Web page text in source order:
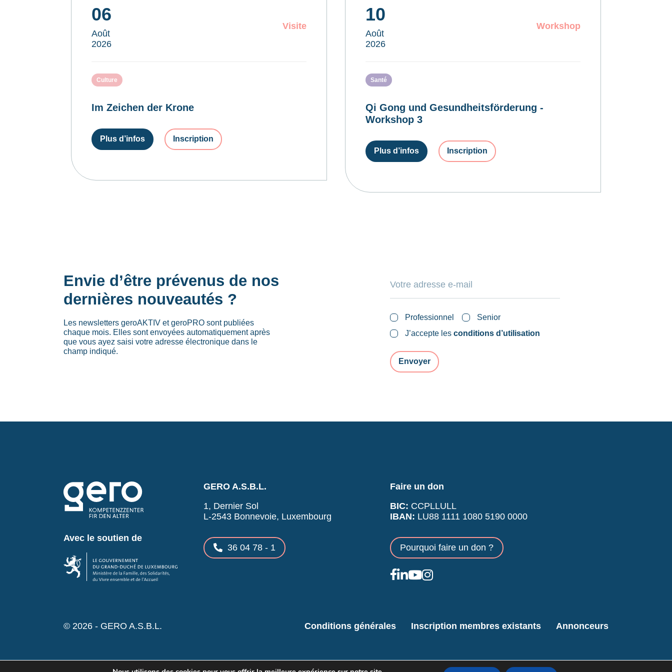
06
Août
2026
Visite
Culture
Im Zeichen der Krone
Plus d’infos Inscription
10
Août
2026
Workshop
Santé
Qi Gong und Gesundheitsförderung -
Workshop 3
Plus d’infos Inscription
Envie d’être prévenus de nos
dernières nouveautés ?
Les newsletters geroAKTIV et geroPRO sont publiées
chaque mois. Elles sont envoyées automatiquement après
que vous ayez saisi votre adresse électronique dans le
champ indiqué.
Professionnel
Senior
J’accepte lesconditions d’utilisation
Avec le soutien de
GERO A.S.B.L.
1, Dernier Sol
L-2543 Bonnevoie, Luxembourg
36 04 78 - 1
Faire un don
BIC: CCPLLULL
IBAN: LU88 1111 1080 5190 0000
Pourquoi faire un don ?
© 2026 - GERO A.S.B.L. Conditions générales Inscription membres existants Annonceurs